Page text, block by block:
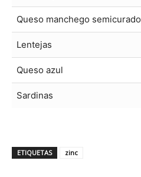
Queso manchego semicurado
Lentejas
Queso azul
Sardinas
ETIQUETAS zinc